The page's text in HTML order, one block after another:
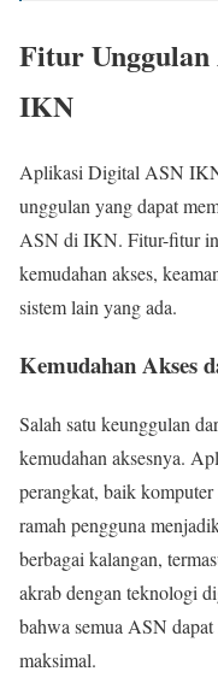
Fitur
IKN
Aplikasi Digital ASN
unggulan yang dapat
ASN di IKN. Fitur-fitur
kemudahan akses,
sistem lain yang ada.
Kemudahan Akses
Salah satu keunggulan
kemudahan aksesnya.
perangkat, baik
ramah pengguna
berbagai kalangan,
akrab dengan teknologi
bahwa semua ASN
maksimal.